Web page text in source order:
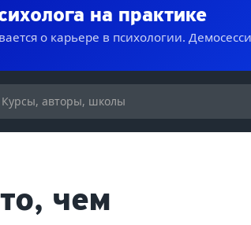
на практике
о карьере в психологии.
чем